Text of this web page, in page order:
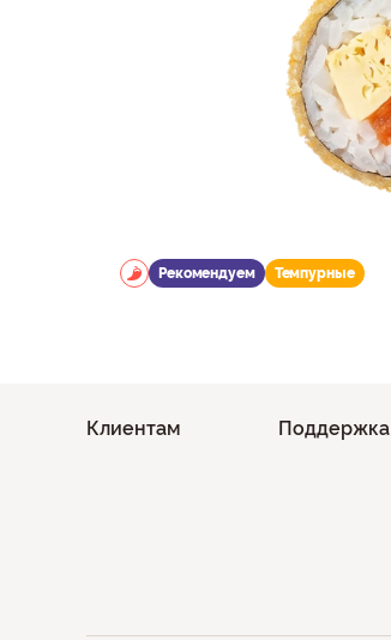
Рекомендуем Темпурные
Клиентам Поддержка